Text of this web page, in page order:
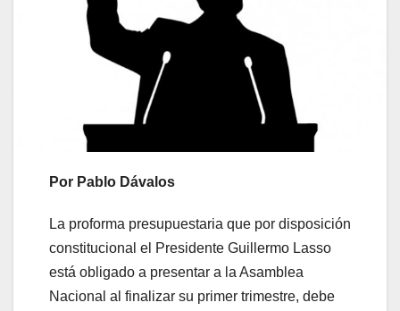
Por Pablo Dávalos
La proforma presupuestaria que por disposición
constitucional el Presidente Guillermo Lasso
está obligado a presentar a la Asamblea
Nacional al finalizar su primer trimestre, debe